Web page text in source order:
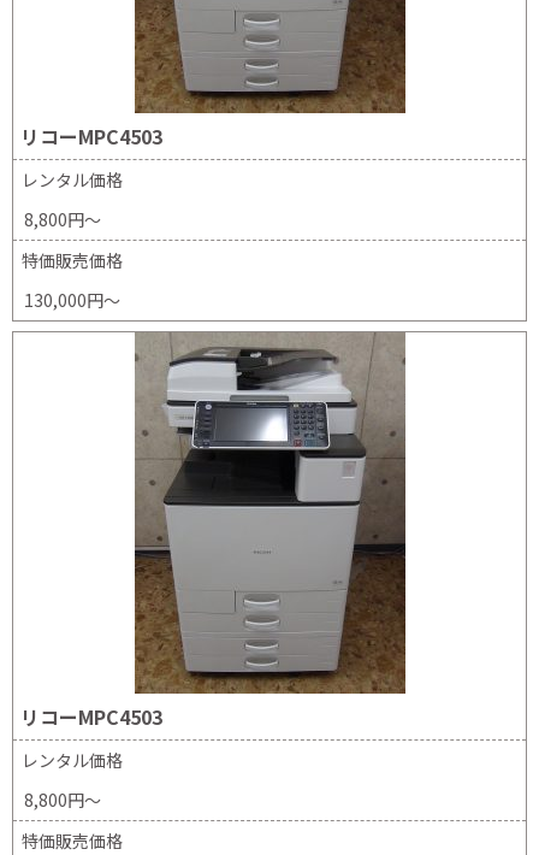
リコーMPC4503
レンタル価格
8,800円～
特価販売価格
130,000円～
リコーMPC4503
レンタル価格
8,800円～
特価販売価格